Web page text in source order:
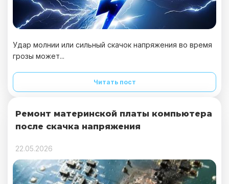
Удар молнии или сильный скачок напряжения во время
грозы может...
Читать пост
Ремонт материнской платы компьютера
после скачка напряжения
22.05.2026